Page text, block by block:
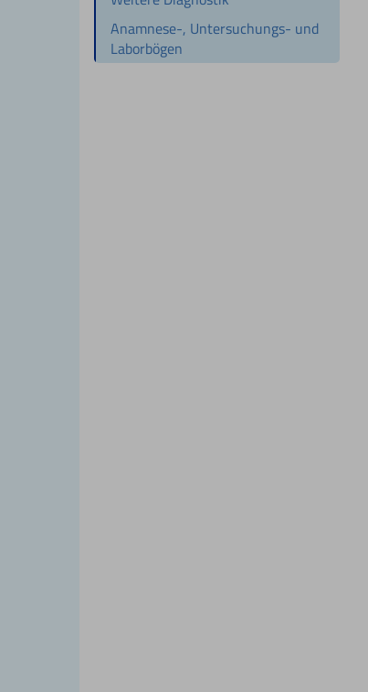
Anamnese-, Untersuchungs- und
Laborbögen